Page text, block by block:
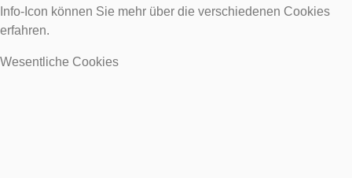
Info-Icon können Sie mehr über die verschiedenen Cookies
erfahren.
Wesentliche Cookies